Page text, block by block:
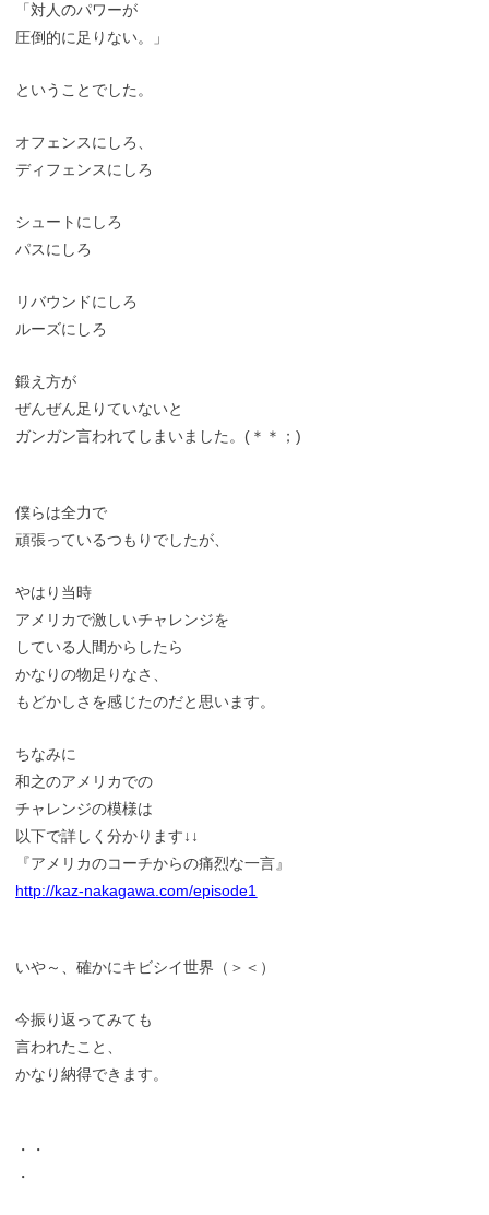
「対人のパワーが
圧倒的に足りない。」
ということでした。
オフェンスにしろ、
ディフェンスにしろ
シュートにしろ
パスにしろ
リバウンドにしろ
ルーズにしろ
鍛え方が
ぜんぜん足りていないと
ガンガン言われてしまいました。(＊＊；)
僕らは全力で
頑張っているつもりでしたが、
やはり当時
アメリカで激しいチャレンジを
している人間からしたら
かなりの物足りなさ、
もどかしさを感じたのだと思います。
ちなみに
和之のアメリカでの
チャレンジの模様は
以下で詳しく分かります↓↓
『アメリカのコーチからの痛烈な一言』
http://kaz-nakagawa.com/episode1
いや～、確かにキビシイ世界（＞＜）
今振り返ってみても
言われたこと、
かなり納得できます。
・・
・